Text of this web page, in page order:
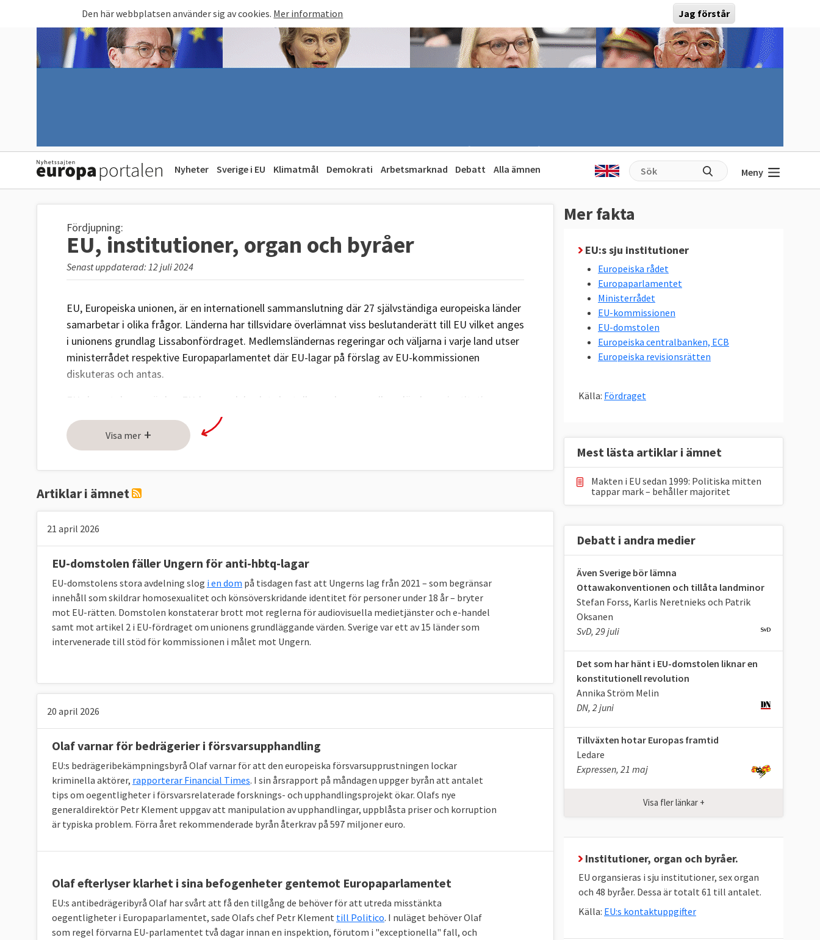
Den här webbplatsen använder sig av cookies. Mer information Jag förstår
Nyheter Sverige i EU Klimatmål Demokrati Arbetsmarknad Debatt Alla ämnen Meny
Fördjupning:
EU, institutioner, organ och byråer
Senast uppdaterad: 12 juli 2024
EU, Europeiska unionen, är en internationell sammanslutning där 27 självständiga europeiska länder
samarbetar i olika frågor. Länderna har tillsvidare överlämnat viss beslutanderätt till EU vilket anges
i unionens grundlag Lissabonfördraget. Medlemsländernas regeringar och väljarna i varje land utser
ministerrådet respektive Europaparlamentet där EU-lagar på förslag av EU-kommissionen
diskuteras och antas.
EU-domstolen avgör hur EU-lagar och beslut ska tolkas och om medlemsländerna, institutioner,
organ och EU:s byråer följer regelverket.
För att bli EU-medlem måste ett land uppfylla vissa villkor.
Bildandet av EU kan spåras tillbaka till 9 maj 1950 när den franska utrikesministern Robert Schuman
föreslog en europeisk kol- och stålgemenskap (EKSG) som innebar att medlemsländer skulle slå
samman sin kol- och stålproduktion.
november 1993.
EU har sju institutioner:
Europeiska rådetdär medlemsländernas stats- eller regeringschefer träffas på EU-toppmöten för
att peka ut den politiska färdriktningen för unionen, dock lagstiftar de inte.
Europaparlamentet, även kallat EU-parlamentet, lagstiftar tillsammans medEuropeiska
unionens rådsom kallas ministerrådet eller enbart rådet och samlar EU-ländernas olika ministrar.
Europeiska kommissionen, även kallad EU-kommissionen, eller bara kommissionen är EU:s
verkställande organ. Den har ensamrätt att lägga lagförslag och övervakar så att EU:s fördrag följs
och att beslut genomförs. Den ansvarar för EU:s budget. Kommissionen företräder
medlemsländerna internationellt och sköter bland annat förhandlingarna kring handelsavtal.
Europeiska unionens domstol,
även kallad EU-domstolen är den institution som ytterst avgör hur
EU:s lagar och fördrag ska tolkas, ska inte förväxlas med Europadomstolen .
Europeiska centralbanken, förkortat ECB, ger ut och håller koll på euron samt övervakar de
största bankerna i eurozonen.
beslutat om.
Visa mer +
Artiklar i ämnet
21 april 2026
EU-domstolen fäller Ungern för anti-hbtq-lagar
EU-domstolens stora avdelning slog i en dom på tisdagen fast att Ungerns lag från 2021 – som begränsar
innehåll som skildrar homosexualitet och könsöverskridande identitet för personer under 18 år – bryter
mot EU-rätten. Domstolen konstaterar brott mot reglerna för audiovisuella medietjänster och e-handel
samt mot artikel 2 i EU-fördraget om unionens grundläggande värden. Sverige var ett av 15 länder som
intervenerade till stöd för kommissionen i målet mot Ungern.
20 april 2026
Olaf varnar för bedrägerier i försvarsupphandling
EU:s bedrägeribekämpningsbyrå Olaf varnar för att den europeiska försvarsupprustningen lockar
kriminella aktörer, rapporterar Financial Times. I sin årsrapport på måndagen uppger byrån att antalet
tips om oegentligheter i försvarsrelaterade forsknings- och upphandlingsprojekt ökar. Olafs nye
generaldirektör Petr Klement uppgav att manipulation av upphandlingar, uppblåsta priser och korruption
är typiska problem. Förra året rekommenderade byrån återkrav på 597 miljoner euro.
Olaf efterlyser klarhet i sina befogenheter gentemot Europaparlamentet
EU:s antibedrägeribyrå Olaf har svårt att få den tillgång de behöver för att utreda misstänkta
oegentligheter i Europaparlamentet, sade Olafs chef Petr Klement till Politico. I nuläget behöver Olaf
som regel förvarna EU-parlamentet två dagar innan en inspektion, förutom i "exceptionella" fall, och
Mer fakta
EU:s sju institutioner
Europeiska rådet
Europaparlamentet
Ministerrådet
EU-kommissionen
EU-domstolen
Europeiska centralbanken, ECB
Europeiska revisionsrätten
Källa: Fördraget
Mest lästa artiklar i ämnet
Makten i EU sedan 1999: Politiska mitten
tappar mark – behåller majoritet
Debatt i andra medier
Även Sverige bör lämna
Ottawakonventionen och tillåta landminor
Stefan Forss, Karlis Neretnieks och Patrik
Oksanen
SvD, 29 juli
Det som har hänt i EU-domstolen liknar en
konstitutionell revolution
Annika Ström Melin
DN, 2 juni
Tillväxten hotar Europas framtid
Ledare
Expressen, 21 maj
Visa fler länkar +
Institutioner, organ och byråer.
EU organsieras i sju institutioner, sex organ
och 48 byråer. Dessa är totalt 61 till antalet.
Källa: EU:s kontaktuppgifter